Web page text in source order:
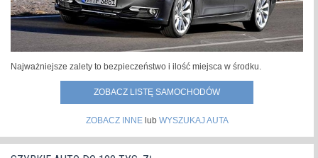
Najważniejsze zalety to bezpieczeństwo i ilość miejsca w środku.
ZOBACZ LISTĘ SAMOCHODÓW
ZOBACZ INNElub WYSZUKAJ AUTA